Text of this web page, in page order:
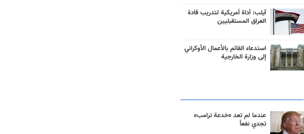
آيلب: أداة أمريكية لتدريب قادة
العراق المستقبليين
استدعاء القائم بالأعمال الأوكراني
إلى وزارة الخارجية
عندما لم تعد «خدعة ترامب»
تجدي نفعاً